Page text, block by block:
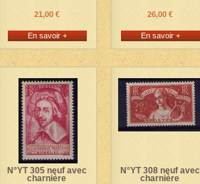
21,00 €
En savoir +
26,00 €
En savoir +
N°YT 305 neuf avec
charnière
N°YT 308 neuf avec
charnière